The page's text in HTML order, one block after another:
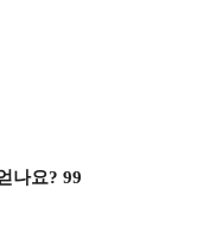
나요? 99